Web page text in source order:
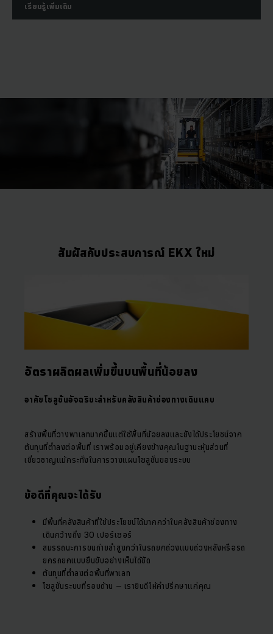
เรียนรู้เพิ่มเติม
สัมผัสกับประสบการณ์ EKX ใหม่
อัตราผลิตผลเพิ่มขึ้นบนพื้นที่น้อยลง
อาศัยโซลูชั่นอัจฉริยะสำหรับคลังสินค้าช่องทางเดินแคบ
สร้างพื้นที่วางพาเลทมากขึ้นแต่ใช้พื้นที่น้อยลงและยังได้ประโยชน์จาก
ต้นทุนที่ต่ำลงต่อพื้นที่ เราพร้อมอยู่เคียงข้างคุณในฐานะหุ้นส่วนที่
เชี่ยวชาญแม้กระทั่งในการวางแผนโซลูชั่นของระบบ
ข้อดีที่คุณจะได้รับ
มีพื้นที่คลังสินค้าที่ใช้ประโยชน์ได้มากกว่าในคลังสินค้าช่องทาง
เดินกว้างถึง 30 เปอร์เซอร์
สมรรถนะการขนถ่ายลำสูงกว่าในรถยกถ่วงแบบถ่วงหลังหรือรถ
ยกรถยกแบบยืนขับอย่างเห็นได้ชัด
ต้นทุนที่ต่ำลงต่อพื้นที่พาเลท
โซลูชั่นระบบที่รอบด้าน – เรายินดีให้คำปรึกษาแก่คุณ